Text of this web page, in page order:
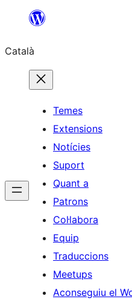
contingut
Català
Temes
Extensions
Notícies
Suport
Quant a
Patrons
Col·labora
Equip
Traduccions
Meetups
Aconseguiu el